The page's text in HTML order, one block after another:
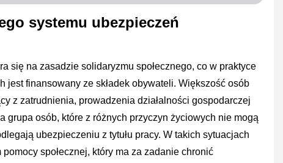
systemu ubezpieczeń
się na zasadzie solidaryzmu społecznego, co w praktyce
jest finansowany ze składek obywateli. Większość osób
z zatrudnienia, prowadzenia działalności gospodarczej
grupa osób, które z różnych przyczyn życiowych nie mogą
ubezpieczeniu z tytułu pracy. W takich sytuacjach
społecznej, który ma za zadanie chronić